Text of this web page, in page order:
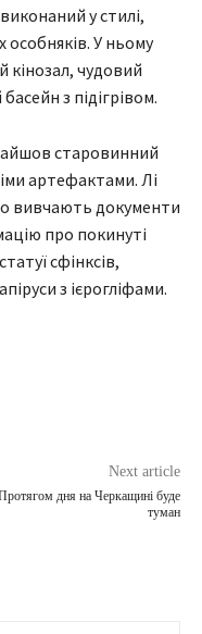
у стилі,
особняків. У ньому
кінозал, чудовий
з підігрівом.
старовинний
артефактами. Лі
вивчають документи
про покинуті
сфінксів,
з ієрогліфами.
Next article
дня на Черкащині буде
туман